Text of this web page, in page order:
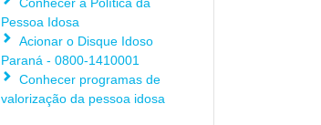
Pessoa Idosa
Acionar o Disque Idoso
Paraná - 0800-1410001
Conhecer programas de
valorização da pessoa idosa